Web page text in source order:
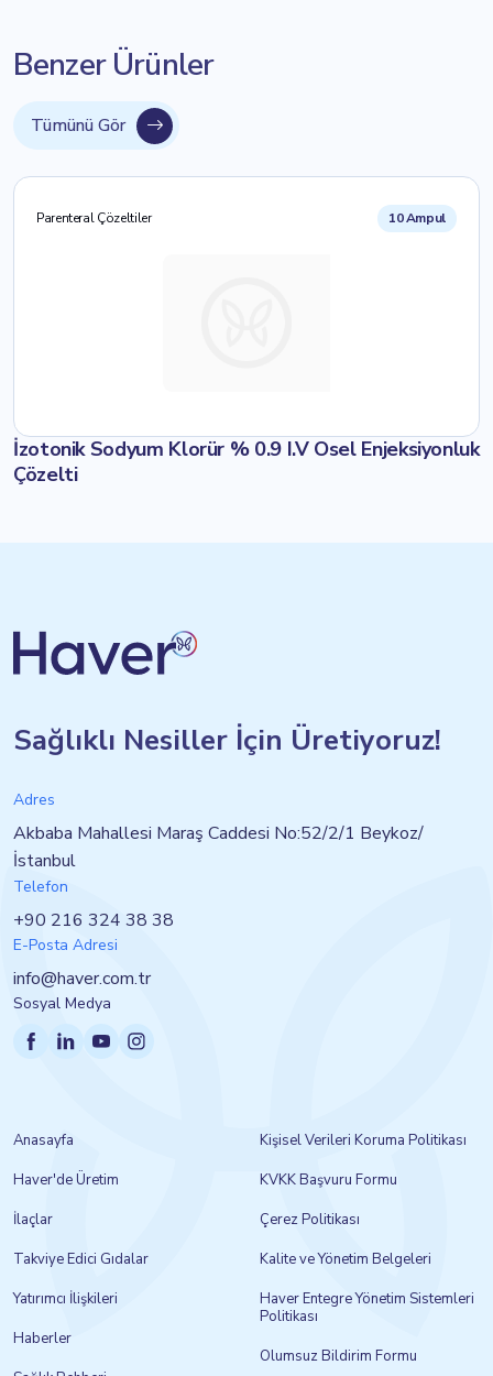
Benzer Ürünler
Tümünü Gör
Parenteral Çözeltiler 10 Ampul
İzotonik Sodyum Klorür % 0.9 I.V Osel Enjeksiyonluk
Çözelti
Sağlıklı Nesiller İçin Üretiyoruz!
Adres
Akbaba Mahallesi Maraş Caddesi No:52/2/1 Beykoz/
İstanbul
Telefon
+90 216 324 38 38
E-Posta Adresi
info@haver.com.tr
Sosyal Medya
Anasayfa
Haver'de Üretim
İlaçlar
Takviye Edici Gıdalar
Yatırımcı İlişkileri
Haberler
Kişisel Verileri Koruma Politikası
KVKK Başvuru Formu
Çerez Politikası
Kalite ve Yönetim Belgeleri
Haver Entegre Yönetim Sistemleri
Politikası
Olumsuz Bildirim Formu